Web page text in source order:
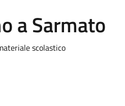
a Sarmato
scolastico